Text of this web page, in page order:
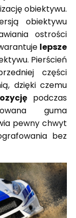
obiektywu.
obiektywu
ostrości
lepsze
Pierścień
części
dzięki czemu
podczas
guma
pewny chwyt
bez